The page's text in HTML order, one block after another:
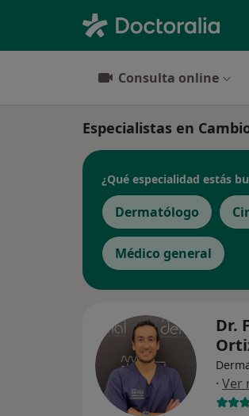
Consulta online
Especialistas en
¿Qué especialidad estás
Dermatólogo
Médico general
Dr.
· Ver